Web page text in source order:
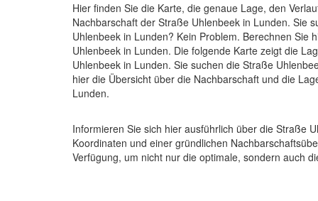
Hier finden Sie die Karte, die genaue Lage, den
Nachbarschaft der Straße Uhlenbeek in Lunden. Sie
Uhlenbeek in Lunden? Kein Problem. Berechnen Sie
Uhlenbeek in Lunden. Die folgende Karte zeigt die
Uhlenbeek in Lunden. Sie suchen die Straße
hier die Übersicht über die Nachbarschaft und die
Lunden.
Informieren Sie sich hier ausführlich über die Straße
Koordinaten und einer gründlichen
Verfügung, um nicht nur die optimale, sondern auch